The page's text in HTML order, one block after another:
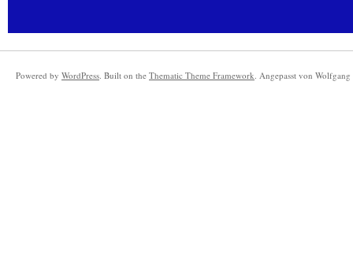
Powered by WordPress. Built on the Thematic Theme Framework. Angepasst von